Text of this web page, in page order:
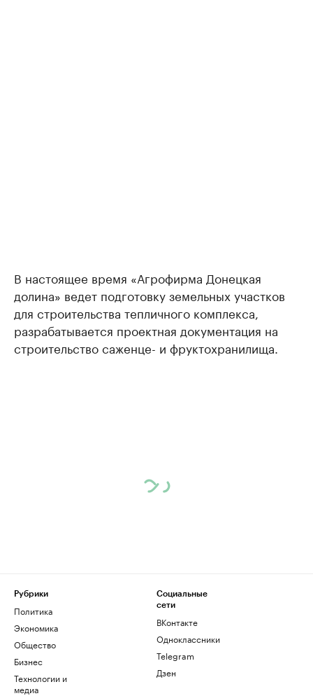
В настоящее время «Агрофирма Донецкая
долина» ведет подготовку земельных участков
для строительства тепличного комплекса,
разрабатывается проектная документация на
строительство саженце- и фруктохранилища.
Рубрики
Политика
Экономика
Общество
Бизнес
Технологии и
медиа
Социальные
сети
ВКонтакте
Одноклассники
Telegram
Дзен